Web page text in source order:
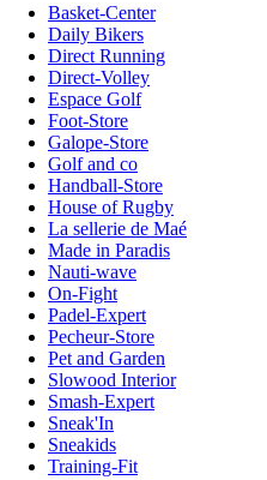
Basket-Center
Daily Bikers
Direct Running
Direct-Volley
Espace Golf
Foot-Store
Galope-Store
Golf and co
Handball-Store
House of Rugby
La sellerie de Maé
Made in Paradis
Nauti-wave
On-Fight
Padel-Expert
Pecheur-Store
Pet and Garden
Slowood Interior
Smash-Expert
Sneak'In
Sneakids
Training-Fit